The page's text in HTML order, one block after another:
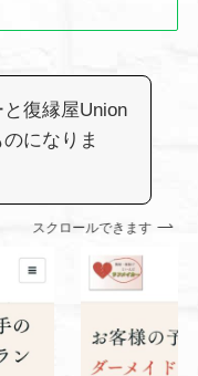
復縁屋Union
になりま
スクロールできます